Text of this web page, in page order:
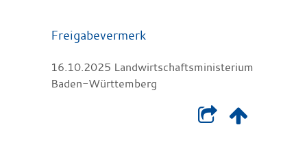
Freigabevermerk
16.10.2025 Landwirtschaftsministerium
Baden-Württemberg